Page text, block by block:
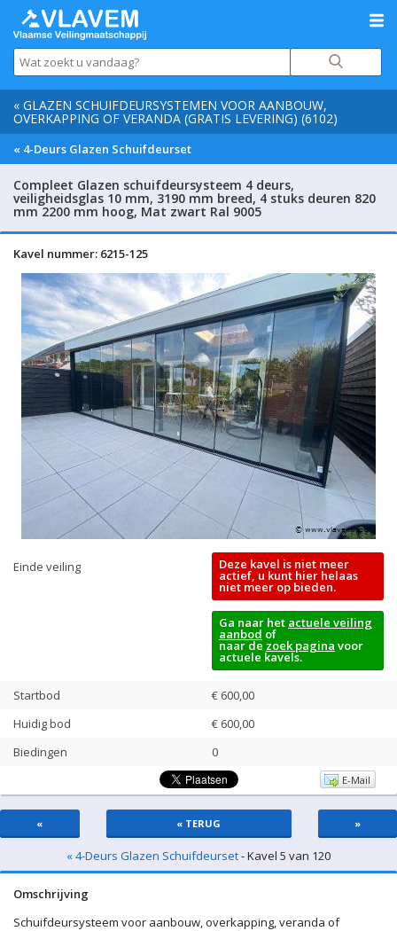
« GLAZEN SCHUIFDEURSYSTEMEN VOOR AANBOUW,
OVERKAPPING OF VERANDA (GRATIS LEVERING) (6102)
« 4-Deurs Glazen Schuifdeurset
Compleet Glazen schuifdeursysteem 4 deurs,
veiligheidsglas 10 mm, 3190 mm breed, 4 stuks deuren 820
mm 2200 mm hoog, Mat zwart Ral 9005
Kavel nummer: 6215-125
Einde veiling Deze kavel is niet meer
actief, u kunt hier helaas
niet meer op bieden.
Ga naar het actuele veiling
aanbod of
naar de zoek pagina voor
actuele kavels.
Startbod
€ 600,00
Huidig bod
€ 600,00
Biedingen
0
E-Mail
« « TERUG »
« 4-Deurs Glazen Schuifdeurset- Kavel 5 van 120
Omschrijving
Schuifdeursysteem voor aanbouw, overkapping, veranda of